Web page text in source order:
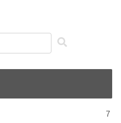
7